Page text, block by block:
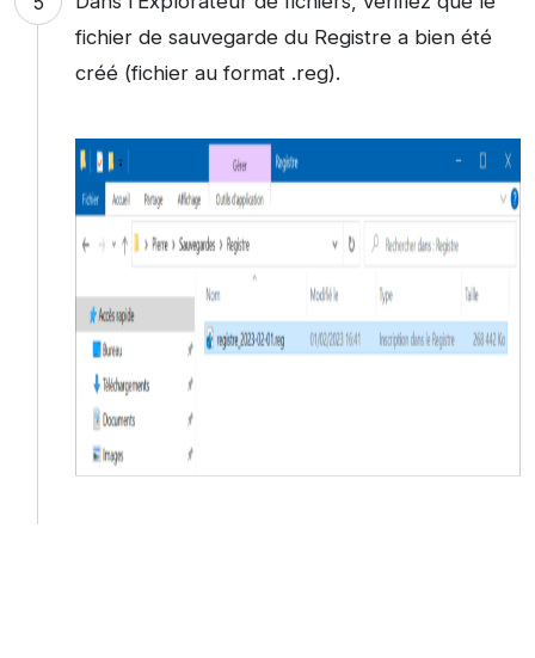
fichier de sauvegarde du Registre a bien été
créé (fichier au format .reg).